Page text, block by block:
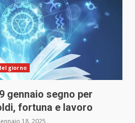
giorno
gennaio segno per
fortuna e lavoro